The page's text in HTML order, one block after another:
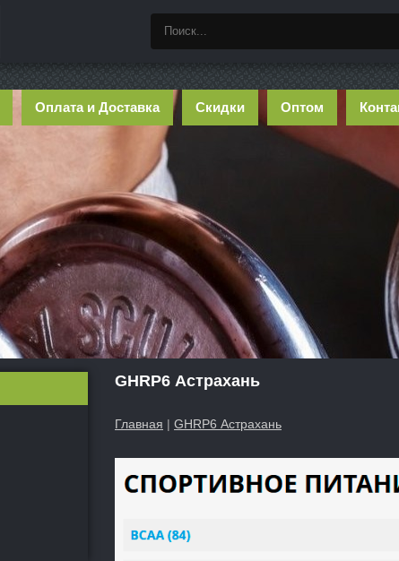
Оплата и Доставка Скидки Оптом
GHRP6 Астрахань
Главная | GHRP6 Астрахань